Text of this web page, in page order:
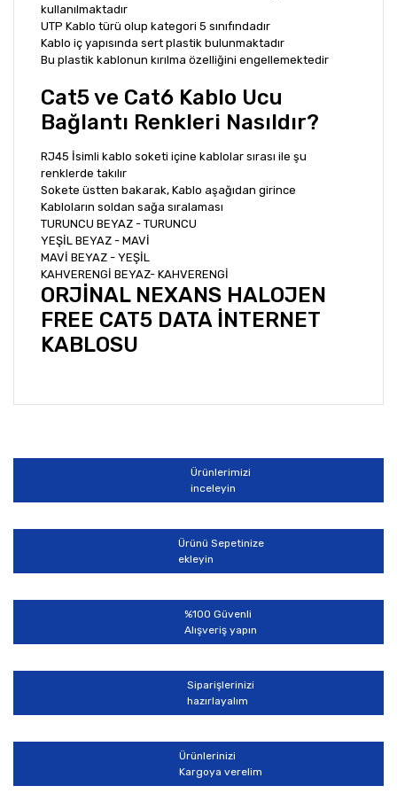
kullanılmaktadır
UTP Kablo türü olup kategori 5 sınıfındadır
Kablo iç yapısında sert plastik bulunmaktadır
Bu plastik kablonun kırılma özelliğini engellemektedir
Cat5 ve Cat6 Kablo Ucu
Bağlantı Renkleri Nasıldır?
RJ45 İsimli kablo soketi içine kablolar sırası ile şu
renklerde takılır
Sokete üstten bakarak, Kablo aşağıdan girince
Kabloların soldan sağa sıralaması
TURUNCU BEYAZ - TURUNCU
YEŞİL BEYAZ - MAVİ
MAVİ BEYAZ - YEŞİL
KAHVERENGİ BEYAZ- KAHVERENGİ
ORJİNAL NEXANS HALOJEN
FREE CAT5 DATA İNTERNET
KABLOSU
Yorum Yaz
Bu ürünün fiyat bilgisi, resim, ürün açıklamalarında ve
Görüş ve önerileriniz için teşekkür ederiz.
Ürün resmi kalitesiz, bozuk veya görüntülenemiyor.
Ürün açıklamasında eksik bilgiler bulunuyor.
Ürün bilgilerinde hatalar bulunuyor.
Ürün fiyatı diğer sitelerden daha pahalı.
Bu ürüne benzer farklı alternatifler olmalı.
Gönder
Ürünlerimizi
inceleyin
Ürünü Sepetinize
ekleyin
%100 Güvenli
Alışveriş yapın
Siparişlerinizi
hazırlayalım
Ürünlerinizi
Kargoya verelim